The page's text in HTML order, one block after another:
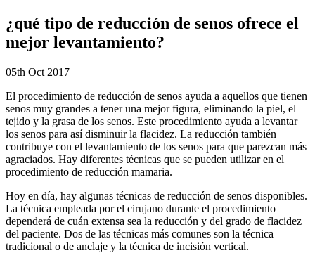
¿qué tipo de reducción de senos ofrece el
mejor levantamiento?
05th Oct 2017
El procedimiento de reducción de senos ayuda a aquellos que tienen
senos muy grandes a tener una mejor figura, eliminando la piel, el
tejido y la grasa de los senos. Este procedimiento ayuda a levantar
los senos para así disminuir la flacidez. La reducción también
contribuye con el levantamiento de los senos para que parezcan más
agraciados. Hay diferentes técnicas que se pueden utilizar en el
procedimiento de reducción mamaria.
Hoy en día, hay algunas técnicas de reducción de senos disponibles.
La técnica empleada por el cirujano durante el procedimiento
dependerá de cuán extensa sea la reducción y del grado de flacidez
del paciente. Dos de las técnicas más comunes son la técnica
tradicional o de anclaje y la técnica de incisión vertical.